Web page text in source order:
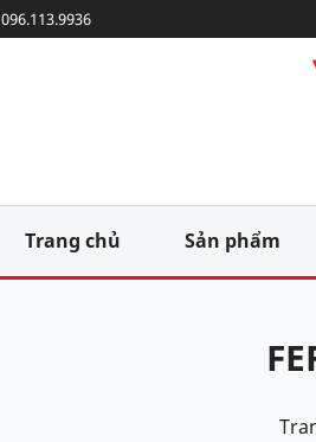
096.113.9936
Trang chủ Sản phẩm